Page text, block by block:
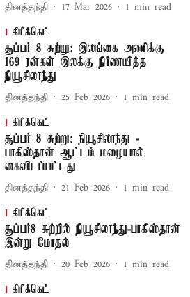
தினத்தந்தி 17 Mar 2026 1 min read
கிரிக்கெட்
சூப்பர் 8 சுற்று: இலங்கை அணிக்கு
169 ரன்கள் இலக்கு நிர்ணயித்த
நியூசிலாந்து
தினத்தந்தி 25 Feb 2026 1 min read
கிரிக்கெட்
சூப்பர் 8 சுற்று: நியூசிலாந்து -
பாகிஸ்தான் ஆட்டம் மழையால்
கைவிடப்பட்டது
தினத்தந்தி 21 Feb 2026 1 min read
கிரிக்கெட்
சூப்பர்8 சுற்றில் நியூசிலாந்து-பாகிஸ்தான்
இன்று மோதல்
தினத்தந்தி 20 Feb 2026 1 min read
கிரிக்கெட்